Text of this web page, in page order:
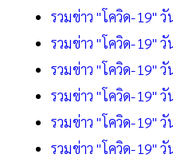
รวมข่าว "โควิด-19"
รวมข่าว "โควิด-19"
รวมข่าว "โควิด-19"
รวมข่าว "โควิด-19"
รวมข่าว "โควิด-19"
รวมข่าว "โควิด-19"